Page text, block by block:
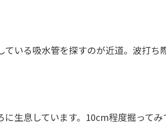
いる吸水管を探すのが近道。波打ち
に生息しています。10cm程度掘って